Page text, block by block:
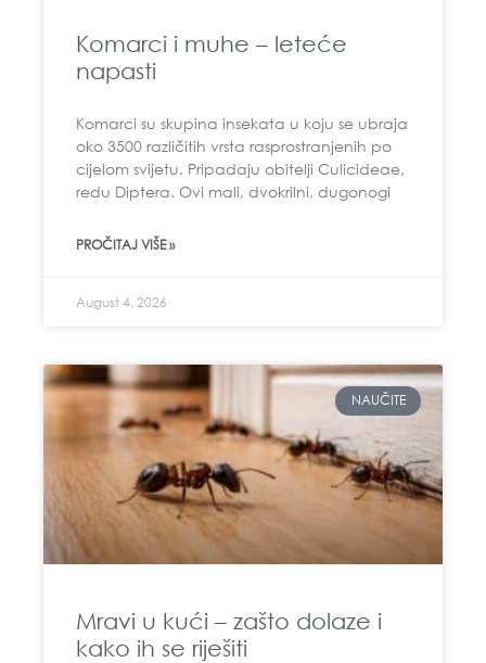
Komarci i muhe – leteće
napasti
Komarci su skupina insekata u koju se ubraja
oko 3500 različitih vrsta rasprostranjenih po
cijelom svijetu. Pripadaju obitelji Culicideae,
redu Diptera. Ovi mali, dvokrilni, dugonogi
PROČITAJ VIŠE »
August 4, 2026
NAUČITE
Mravi u kući – zašto dolaze i
kako ih se riješiti